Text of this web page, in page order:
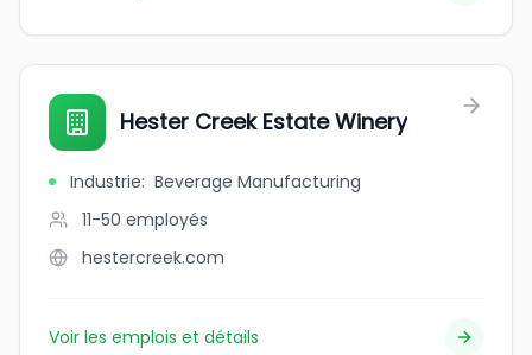
Hester Creek Estate Winery
Industrie: Beverage Manufacturing
11-50 employés
hestercreek.com
Voir les emplois et détails